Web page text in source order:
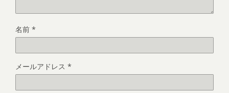
名前 *
メールアドレス *